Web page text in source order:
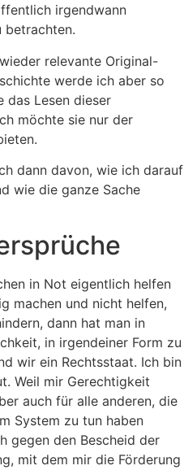
irgendwann
betrachten.
relevante Original-
werde ich aber so
das Lesen dieser
möchte sie nur der
dann davon, wie ich darauf
wie die ganze Sache
in Not eigentlich helfen
machen und nicht helfen,
dann hat man in
in irgendeiner Form zu
wir ein Rechtsstaat. Ich bin
Weil mir Gerechtigkeit
auch für alle anderen, die
System zu tun haben
gegen den Bescheid der
mit dem mir die Förderung